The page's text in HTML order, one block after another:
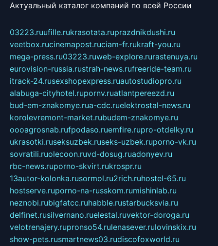
Актуальный каталог компаний по всей России
03223.ruufille.rukrasotata.ruprazdnikdushi.ru
veetbox.rucinemapost.ruciam-fr.rukraft-you.ru
mega-press.ru03223.ruweb-explore.rurastenuya.ru
eurovision-russia.rustrah-news.rufreeride-team.ru
itrack-24.rusexshopexpress.ruautostudiopro.ru
alabuga-cityhotel.rupornv.ruatlantpereezd.ru
bud-em-znakomye.rua-cdc.ruelektrostal-news.ru
korolevremont-market.rubudem-znakomye.ru
oooagrosnab.rufpodaso.ruemfire.rupro-otdelky.ru
ukrasotki.ruseksuzbek.ruseks-uzbek.ruporno-vk.ru
sovratili.ruolecoon.ruvd-dosug.ruadonyev.ru
rbc-news.ruporno-skvirt.rukrospr.ru
13autor-kolonka.rusormol.ru2rich.ruhostel-65.ru
hostserve.ruporno-na-russkom.rumishinlab.ru
neznobi.rubigfatcc.ruhabble.rustarbucksvia.ru
delfinet.rusilvernano.ruelestal.ruvektor-doroga.ru
velotrenajery.rupronso54.rulenasever.rulovinskix.ru
show-pets.rusmartnews03.rudiscofoxworld.ru